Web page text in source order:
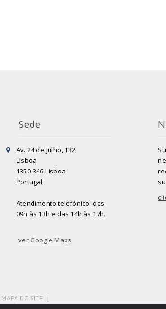
Sede
Av. 24 de Julho, 132
Lisboa
1350-346 Lisboa
Portugal
Atendimento telefónico: das
09h às 13h e das 14h às 17h.
ver Google Maps
MAPA DO SITE
POLÍTICA DE PRIVACIDADE